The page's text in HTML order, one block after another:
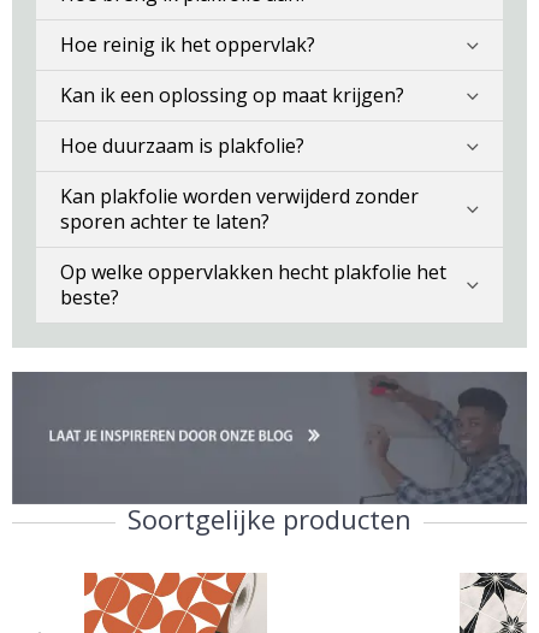
Hoe reinig ik het oppervlak?
Kan ik een oplossing op maat krijgen?
Hoe duurzaam is plakfolie?
Kan plakfolie worden verwijderd zonder
sporen achter te laten?
Op welke oppervlakken hecht plakfolie het
beste?
Soortgelijke producten